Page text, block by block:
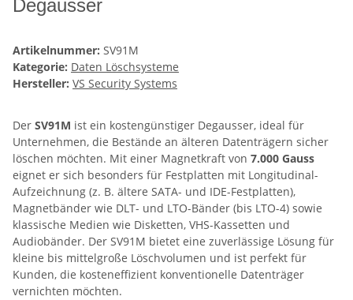
Degausser
Artikelnummer: SV91M
Kategorie: Daten Löschsysteme
Hersteller: VS Security Systems
Der SV91M ist ein kostengünstiger Degausser, ideal für
Unternehmen, die Bestände an älteren Datenträgern sicher
löschen möchten. Mit einer Magnetkraft von 7.000 Gauss
eignet er sich besonders für Festplatten mit Longitudinal-
Aufzeichnung (z. B. ältere SATA- und IDE-Festplatten),
Magnetbänder wie DLT- und LTO-Bänder (bis LTO-4) sowie
klassische Medien wie Disketten, VHS-Kassetten und
Audiobänder. Der SV91M bietet eine zuverlässige Lösung für
kleine bis mittelgroße Löschvolumen und ist perfekt für
Kunden, die kosteneffizient konventionelle Datenträger
vernichten möchten.